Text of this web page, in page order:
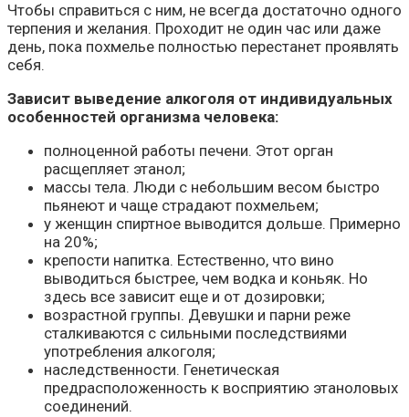
Чтобы справиться с ним, не всегда достаточно одного
терпения и желания. Проходит не один час или даже
день, пока похмелье полностью перестанет проявлять
себя.
Зависит выведение алкоголя от индивидуальных
особенностей организма человека:
полноценной работы печени. Этот орган
расщепляет этанол;
массы тела. Люди с небольшим весом быстро
пьянеют и чаще страдают похмельем;
у женщин спиртное выводится дольше. Примерно
на 20%;
крепости напитка. Естественно, что вино
выводиться быстрее, чем водка и коньяк. Но
здесь все зависит еще и от дозировки;
возрастной группы. Девушки и парни реже
сталкиваются с сильными последствиями
употребления алкоголя;
наследственности. Генетическая
предрасположенность к восприятию этаноловых
соединений.